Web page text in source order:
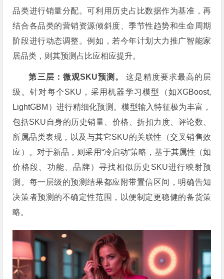
品类进行销量分配。可利用历史占比数据作为基准，再
结合各品类的营销资源倾斜度、季节性趋势和生命周期
阶段进行动态调整。例如，若今年计划大力推广智能家
居品类，则其预测占比应相应提升。
第三层：微观SKU预测。
这是精度要求最高的层
级。针对每个SKU，采用机器学习模型（如XGBoost,
LightGBM）进行精细化预测。模型输入特征极为丰富，
包括SKU自身的历史销量、价格、折扣力度、评论数、
所属品类表现，以及与其它SKU的关联性（交叉销售效
应）。对于新品，则采用“冷启动”策略，基于其属性（如
价格段、功能、品牌）寻找相似历史SKU进行映射预
测。每一层级的预测结果都应附带置信区间，明确告知
决策者预测的不确定性范围，以便制定更稳健的备货策
略。